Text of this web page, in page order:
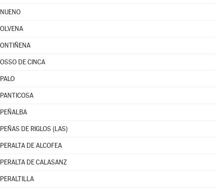
NUENO
OLVENA
ONTIÑENA
OSSO DE CINCA
PALO
PANTICOSA
PEÑALBA
PEÑAS DE RIGLOS (LAS)
PERALTA DE ALCOFEA
PERALTA DE CALASANZ
PERALTILLA